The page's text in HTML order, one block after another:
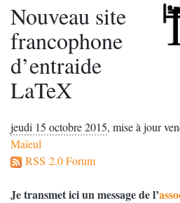
Nouveau site
francophone
d’entraide
LaTeX
jeudi 15 octobre 2015, mise à jour
Maïeul
RSS 2.0 Forum
Je transmet ici un message de l’